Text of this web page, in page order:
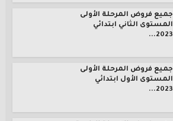
جميع فروض المرحلة الأولى
المستوى الثاني ابتدائي
2023...
جميع فروض المرحلة الأولى
المستوى الأول ابتدائي
2023...